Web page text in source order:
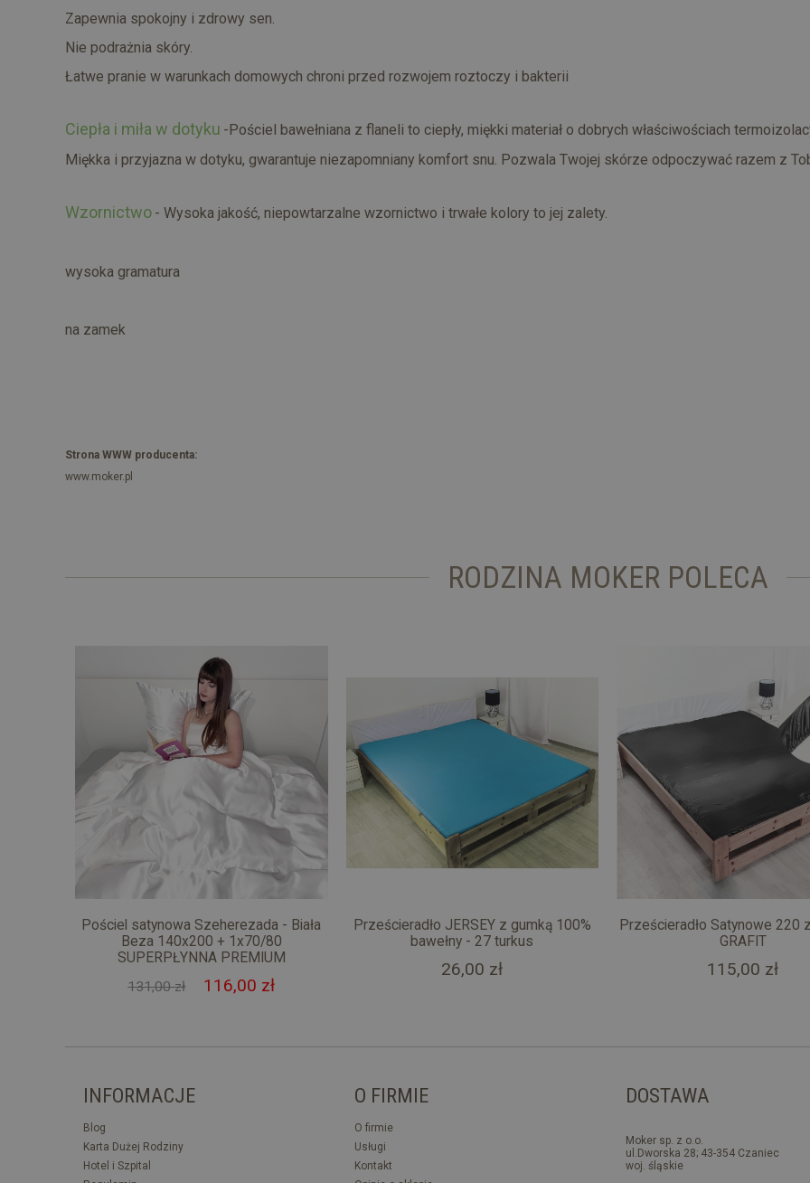
Zapewnia spokojny i zdrowy sen.
Nie podrażnia skóry.
Łatwe pranie w warunkach domowych chroni przed rozwojem roztoczy i bakterii
Ciepła i miła w dotyku -Pościel bawełniana z flaneli to ciepły, miękki materiał o dobrych właściwościach
Miękka i przyjazna w dotyku, gwarantuje niezapomniany komfort snu. Pozwala Twojej skórze odpoczywać razem z
Wzornictwo - Wysoka jakość, niepowtarzalne wzornictwo i trwałe kolory to jej zalety.
wysoka gramatura
na zamek
Strona WWW producenta:
www.moker.pl
RODZINA MOKER POLECA
Pościel satynowa Szeherezada - Biała
Beza 140x200 + 1x70/80
SUPERPŁYNNA PREMIUM
131,00 zł
116,00 zł
Prześcieradło JERSEY z gumką 100%
bawełny - 27 turkus
26,00 zł
Prześcieradło Satynowe 220
GRAFIT
115,00 zł
INFORMACJE
Blog
Karta Dużej Rodziny
Hotel i Szpital
O FIRMIE
O firmie
Usługi
Kontakt
DOSTAWA
Moker sp. z o.o.
ul.Dworska 28; 43-354 Czaniec
woj. śląskie